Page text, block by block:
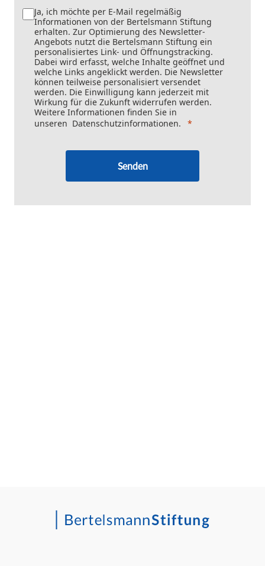
Ja, ich möchte per E-Mail regelmäßig
Informationen von der Bertelsmann Stiftung
erhalten. Zur Optimierung des Newsletter-
Angebots nutzt die Bertelsmann Stiftung ein
personalisiertes Link- und Öffnungstracking.
Dabei wird erfasst, welche Inhalte geöffnet und
welche Links angeklickt werden. Die Newsletter
können teilweise personalisiert versendet
werden. Die Einwilligung kann jederzeit mit
Wirkung für die Zukunft widerrufen werden.
Weitere Informationen finden Sie in
unseren Datenschutzinformationen.
Senden